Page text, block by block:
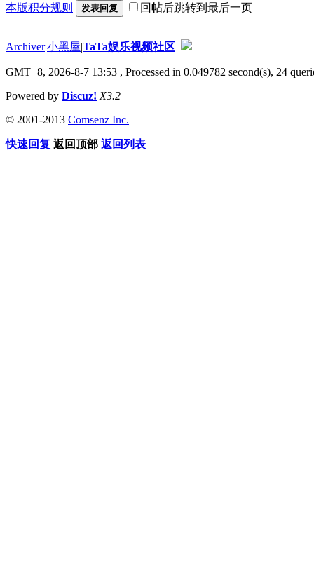
本版积分规则 发表回复 回帖后跳转到最后一页
Archiver|小黑屋|TaTa娱乐视频社区
GMT+8, 2026-8-7 13:53 , Processed in 0.049782 second(s), 24
Powered by Discuz! X3.2
© 2001-2013 Comsenz Inc.
快速回复 返回顶部 返回列表